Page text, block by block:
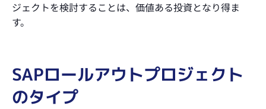
ジェクトを検討することは、価値ある投資となり得ま
す。
SAPロールアウトプロジェクト
のタイプ